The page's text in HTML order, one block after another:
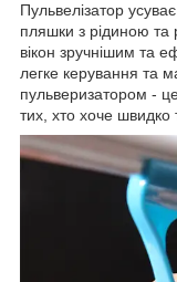
Пульвелізатор
пляшки з рідиною
вікон зручнішим та
легке керування та
пульверизатором -
тих, хто хоче швидко